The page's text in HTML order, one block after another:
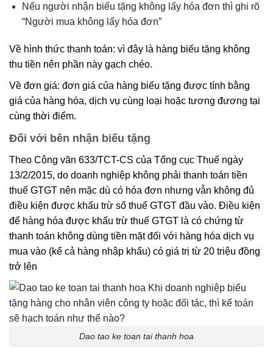
Nếu người nhận biếu tặng không lấy hóa đơn thì ghi rõ
“Người mua không lấy hóa đơn”
Về hình thức thanh toán: vì đây là hàng biếu tặng không
thu tiền nên phần này gạch chéo.
Về đơn giá: đơn giá của hàng biếu tặng được tính bằng
giá của hàng hóa, dịch vụ cùng loại hoặc tương đương tại
cùng thời điểm.
Đối với bên nhận biếu tặng
Theo Công văn 633/TCT-CS của Tổng cục Thuế ngày
13/2/2015, do doanh nghiệp không phải thanh toán tiền
thuế GTGT nên mặc dù có hóa đơn nhưng vẫn không đủ
điều kiện được khấu trừ số thuế GTGT đầu vào. Điều kiện
để hàng hóa được khấu trừ thuế GTGT là có chứng từ
thanh toán không dùng tiền mặt đối với hàng hóa dịch vụ
mua vào (kể cả hàng nhập khẩu) có giá trị từ 20 triệu đồng
trở lên
Dao tao ke toan tai thanh hoa